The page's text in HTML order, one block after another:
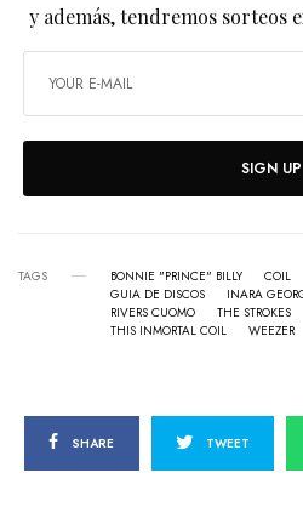
y además, tendremos sorteos
SIGN UP
TAGS BONNIE "PRINCE" BILLY COIL
GUIA DE DISCOS
INARA
RIVERS CUOMO
THE STROKES
THIS INMORTAL COIL
WEEZER
SHARE TWEET